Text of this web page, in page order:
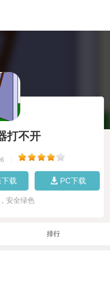
打不开
载 PC下载
安全绿色
排行